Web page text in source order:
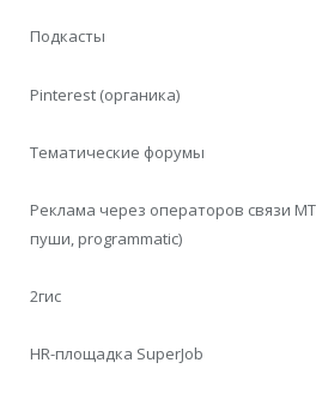
Подкасты
Pinterest (органика)
Тематические форумы
Реклама через операторов связи
пуши, programmatic)
2гис
HR-площадка SuperJob